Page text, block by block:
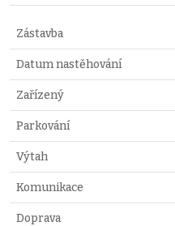
Zástavba
Datum nastěhování
Zařízený
Parkování
Výtah
Komunikace
Doprava